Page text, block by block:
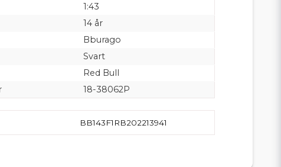
1:43
14 år
Bburago
Svart
Red Bull
18-38062P
BB143F1RB202213941